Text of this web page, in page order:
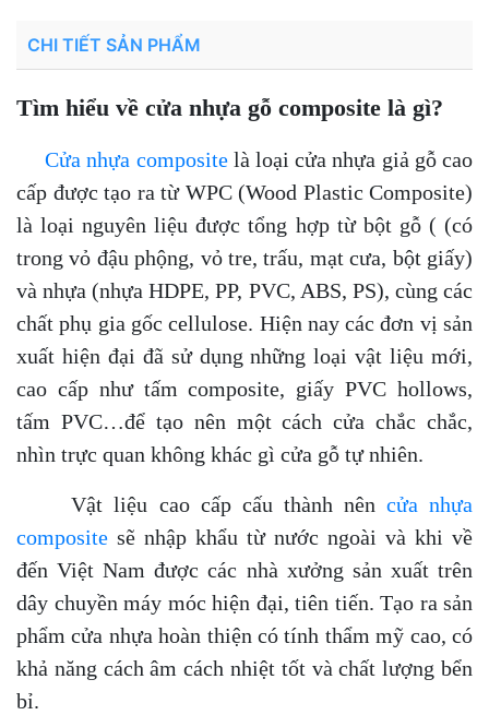
CHI TIẾT SẢN PHẨM
Tìm hiểu về cửa nhựa gỗ composite là gì?
Cửa nhựa compositelà loại cửa nhựa giả gỗ cao
cấp được tạo ra từ WPC (Wood Plastic Composite)
là loại nguyên liệu được tổng hợp từ bột gỗ ( (có
trong vỏ đậu phộng, vỏ tre, trấu, mạt cưa, bột giấy)
và nhựa (nhựa HDPE, PP, PVC, ABS, PS), cùng các
chất phụ gia gốc cellulose. Hiện nay các đơn vị sản
xuất hiện đại đã sử dụng những loại vật liệu mới,
cao cấp như tấm composite, giấy PVC hollows,
tấm PVC…để tạo nên một cách cửa chắc chắc,
nhìn trực quan không khác gì cửa gỗ tự nhiên.
Vật liệu cao cấp cấu thành nên cửa nhựa
composite sẽ nhập khẩu từ nước ngoài và khi về
đến Việt Nam được các nhà xưởng sản xuất trên
dây chuyền máy móc hiện đại, tiên tiến. Tạo ra sản
phẩm cửa nhựa hoàn thiện có tính thẩm mỹ cao, có
khả năng cách âm cách nhiệt tốt và chất lượng bển
bỉ.